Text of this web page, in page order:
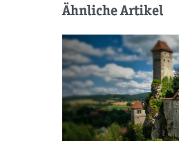
Ähnliche Artikel